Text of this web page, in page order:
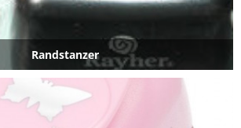
Randstanzer